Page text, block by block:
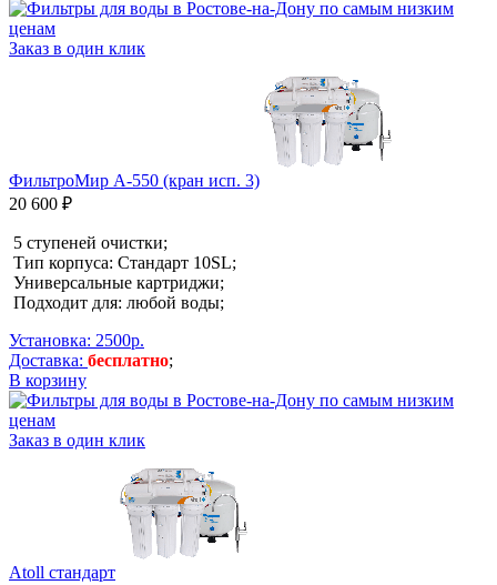
Заказ в один клик
ФильтроМир A-550 (кран исп. 3)
20 600 ₽
5 ступеней очистки;
Тип корпуса: Стандарт 10SL;
Универсальные картриджи;
Подходит для: любой воды;
Установка: 2500р.
Доставка: бесплатно;
В корзину
Заказ в один клик
Atoll стандарт